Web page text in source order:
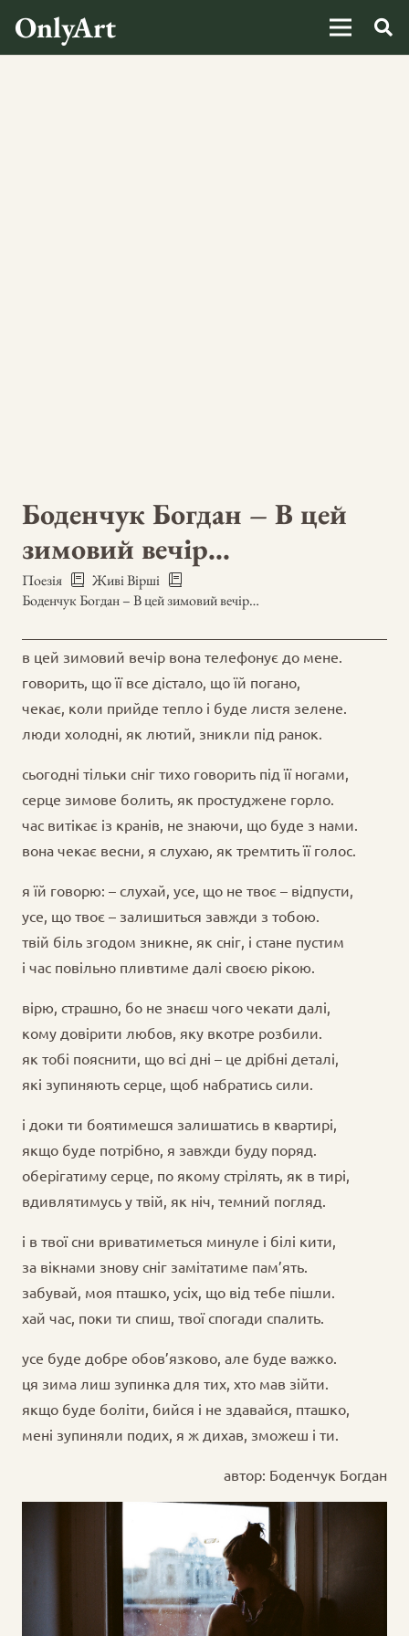
OnlyArt
Боденчук Богдан – В цей
зимовий вечір…
Поезія
Живі Вірші
Боденчук Богдан – В цей зимовий вечір…
в цей зимовий вечір вона телефонує до мене.
говорить, що її все дістало, що їй погано,
чекає, коли прийде тепло і буде листя зелене.
люди холодні, як лютий, зникли під ранок.
сьогодні тільки сніг тихо говорить під її ногами,
серце зимове болить, як простуджене горло.
час витікає із кранів, не знаючи, що буде з нами.
вона чекає весни, я слухаю, як тремтить її голос.
я їй говорю: – слухай, усе, що не твоє – відпусти,
усе, що твоє – залишиться завжди з тобою.
твій біль згодом зникне, як сніг, і стане пустим
і час повільно пливтиме далі своєю рікою.
вірю, страшно, бо не знаєш чого чекати далі,
кому довірити любов, яку вкотре розбили.
як тобі пояснити, що всі дні – це дрібні деталі,
які зупиняють серце, щоб набратись сили.
і доки ти боятимешся залишатись в квартирі,
якщо буде потрібно, я завжди буду поряд.
оберігатиму серце, по якому стрілять, як в тирі,
вдивлятимусь у твій, як ніч, темний погляд.
і в твої сни вриватиметься минуле і білі кити,
за вікнами знову сніг замітатиме пам’ять.
забувай, моя пташко, усіх, що від тебе пішли.
хай час, поки ти спиш, твої спогади спалить.
усе буде добре обов’язково, але буде важко.
ця зима лиш зупинка для тих, хто мав зійти.
якщо буде боліти, бийся і не здавайся, пташко,
мені зупиняли подих, я ж дихав, зможеш і ти.
автор: Боденчук Богдан